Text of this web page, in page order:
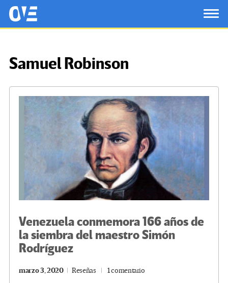
Saltar al contenido principal
OtrasVocesenEducacion.org
Samuel Robinson
Venezuela conmemora 166 años de
la siembra del maestro Simón
Rodríguez
marzo 3, 2020 Reseñas 1 comentario